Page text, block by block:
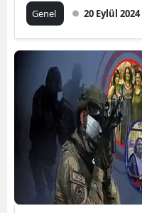
Genel 20 Eylül 2024